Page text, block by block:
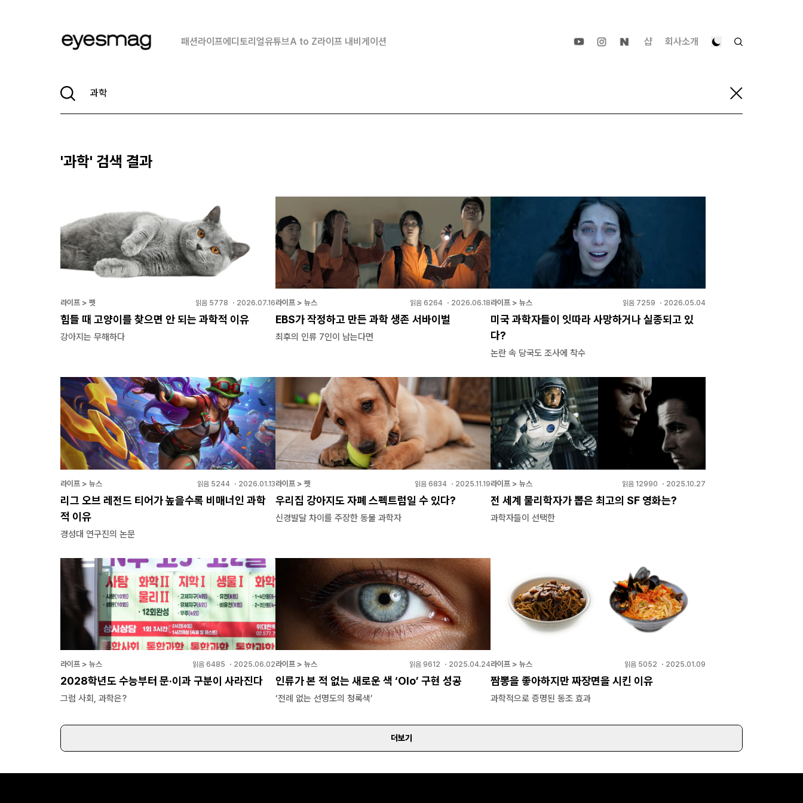
패션라이프에디토리얼유튜브A to Z라이프 내비게이션 샵 회사소개
'과학' 검색 결과
라이프 > 펫 읽음 5778 ・ 2026.07.16
힘들 때 고양이를 찾으면 안 되는 과학적 이유
강아지는 무해하다
라이프 > 뉴스 읽음 6264・ 2026.06.18
EBS가 작정하고 만든 과학 생존 서바이벌
최후의 인류 7인이 남는다면
라이프 > 뉴스 읽음 7259 ・ 2026.05.04
미국 과학자들이 잇따라 사망하거나 실종되고 있
다?
논란 속 당국도 조사에 착수
라이프 > 뉴스 읽음 5244・ 2026.01.13
리그 오브 레전드 티어가 높을수록 비매너인 과학
적 이유
경성대 연구진의 논문
라이프 > 펫 읽음 6834・ 2025.11.19
우리집 강아지도 자폐 스펙트럼일 수 있다?
신경발달 차이를 주장한 동물 과학자
라이프 > 뉴스 읽음 12990 ・ 2025.10.27
전 세계 물리학자가 뽑은 최고의 SF 영화는?
과학자들이 선택한
라이프 > 뉴스 읽음 6485 ・ 2025.06.02
2028학년도 수능부터 문·이과 구분이 사라진다
그럼 사회, 과학은?
라이프 > 뉴스 읽음 9612 ・ 2025.04.24
인류가 본 적 없는 새로운 색 ‘Olo’ 구현 성공
‘전례 없는 선명도의 청록색’
라이프 > 뉴스 읽음 5052 ・ 2025.01.09
짬뽕을 좋아하지만 짜장면을 시킨 이유
과학적으로 증명된 동조 효과
더보기